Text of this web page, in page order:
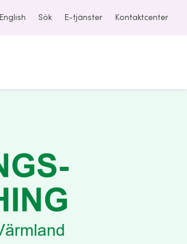
English Sök E-tjänster Kontaktcenter